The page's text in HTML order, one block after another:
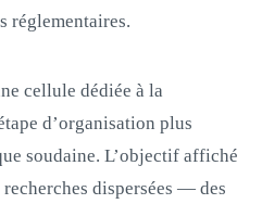
réglementaires.
cellule dédiée à la
d’organisation plus
soudaine. L’objectif affiché
dispersées — des